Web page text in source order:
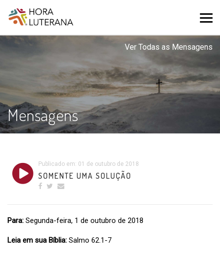
Mensagens
Ver Todas as Mensagens
Publicado em: 01 de outubro de 2018
SOMENTE UMA SOLUÇÃO
Para: Segunda-feira, 1 de outubro de 2018
Leia em sua Bíblia: Salmo 62.1-7